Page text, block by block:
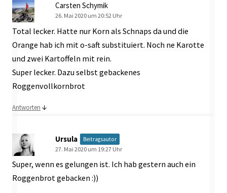
Carsten Schymik
26. Mai 2020 um 20:52 Uhr
Total lecker. Hatte nur Korn als Schnaps da und die
Orange hab ich mit o-saft substituiert. Noch ne Karotte
und zwei Kartoffeln mit rein.
Super lecker. Dazu selbst gebackenes
Roggenvollkornbrot
Antworten ↓
Ursula Beitragsautor
27. Mai 2020 um 19:27 Uhr
Super, wenn es gelungen ist. Ich hab gestern auch ein
Roggenbrot gebacken :))